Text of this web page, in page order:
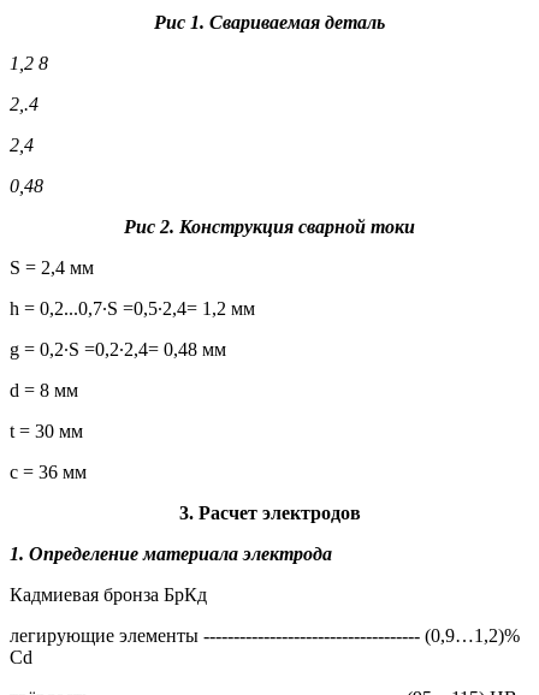
Рис 1. Свариваемая деталь
1,2 8
2,.4
2,4
0,48
Рис 2. Конструкция сварной токи
S = 2,4 мм
h = 0,2...0,7∙S =0,5∙2,4= 1,2 мм
g = 0,2∙S =0,2∙2,4= 0,48 мм
d = 8 мм
t = 30 мм
c = 36 мм
3. Расчет электродов
1. Определение материала электрода
Кадмиевая бронза БрКд
легирующие элементы ------------------------------------ (0,9…1,2)%
Cd